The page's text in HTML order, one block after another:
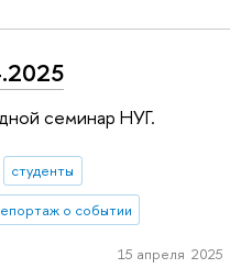
семинар НУГ.
студенты
о событии
15 апреля 2025